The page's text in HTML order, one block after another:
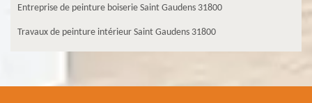
Entreprise de peinture boiserie Saint Gaudens 31800
Travaux de peinture intérieur Saint Gaudens 31800